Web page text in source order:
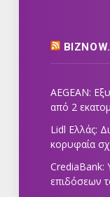
AEGEAN:
από 2
Lidl Ελλάς:
κορυφαία
CrediaBank:
επιδόσεων